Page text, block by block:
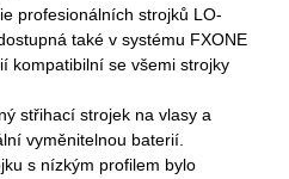
profesionálních strojků LO-
také v systému FXONE
kompatibilní se všemi strojky
střihací strojek na vlasy a
vyměnitelnou baterií.
s nízkým profilem bylo